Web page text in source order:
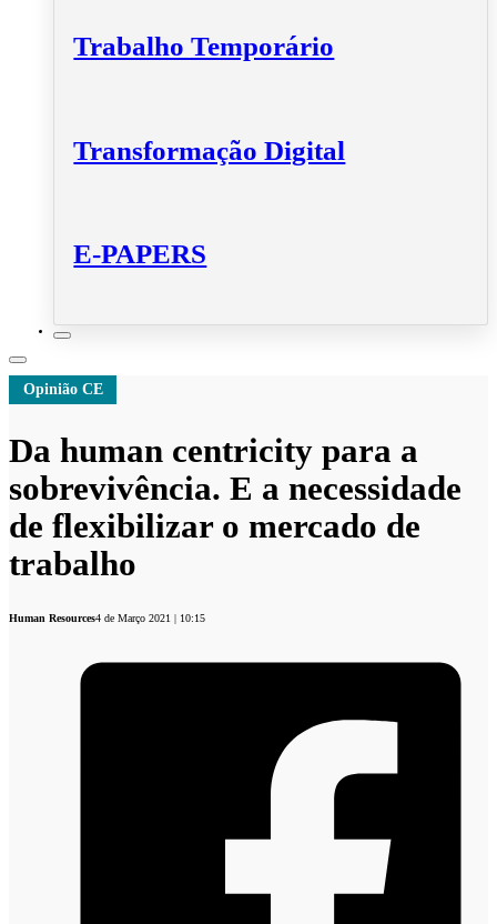
Trabalho Temporário
Transformação Digital
E-PAPERS
Opinião CE
Da human centricity para a
sobrevivência. E a necessidade
de flexibilizar o mercado de
trabalho
Human Resources4 de Março 2021 | 10:15